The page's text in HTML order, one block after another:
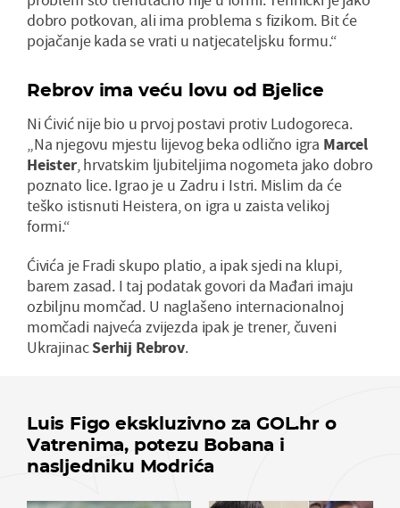
dobro potkovan, ali ima problema s fizikom. Bit će
pojačanje kada se vrati u natjecateljsku formu.“
Rebrov ima veću lovu od Bjelice
Ni Ćivić nije bio u prvoj postavi protiv Ludogoreca.
„Na njegovu mjestu lijevog beka odlično igra Marcel
Heister, hrvatskim ljubiteljima nogometa jako dobro
poznato lice. Igrao je u Zadru i Istri. Mislim da će
teško istisnuti Heistera, on igra u zaista velikoj
formi.“
Ćivića je Fradi skupo platio, a ipak sjedi na klupi,
barem zasad. I taj podatak govori da Mađari imaju
ozbiljnu momčad. U naglašeno internacionalnoj
momčadi najveća zvijezda ipak je trener, čuveni
UkrajinacSerhij Rebrov.
Luis Figo ekskluzivno za GOL.hr o
Vatrenima, potezu Bobana i
nasljedniku Modrića